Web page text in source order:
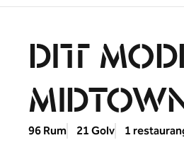
DITT
96 Rum 21 Golv 1